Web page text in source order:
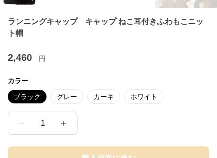
ランニングキャップ キャップ ねこ耳付きふわもこニッ
ト帽
2,460 円
カラー
ブラック グレー カーキ ホワイト
1